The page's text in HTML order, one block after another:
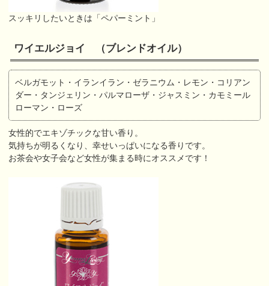
スッキリしたいときは「ペパーミント」
ワイエルジョイ （ブレンドオイル）
ベルガモット・イランイラン・ゼラニウム・レモン・コリアン
ダー・タンジェリン・パルマローザ・ジャスミン・カモミール
ローマン・ローズ
女性的でエキゾチックな甘い香り。
気持ちが明るくなり、幸せいっぱいになる香りです。
お茶会や女子会など女性が集まる時にオススメです！